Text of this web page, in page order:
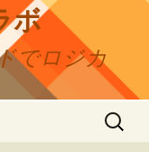
ボ
でロジカ
検
索: